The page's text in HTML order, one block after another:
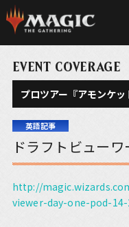
EVENT COVERAGE
プロツアー『アモンケッ
英語記事
ドラフトビュー
http://
viewer-day-one-pod-14-